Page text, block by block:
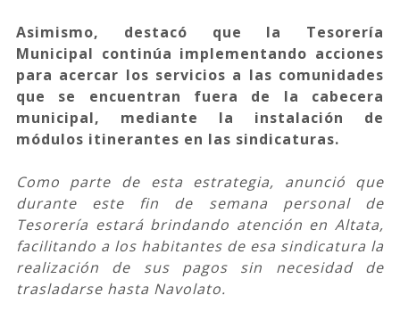
Asimismo, destacó que la Tesorería
Municipal continúa implementando acciones
para acercar los servicios a las comunidades
que se encuentran fuera de la cabecera
municipal, mediante la instalación de
módulos itinerantes en las sindicaturas.
Como parte de esta estrategia, anunció que
durante este fin de semana personal de
Tesorería estará brindando atención en Altata,
facilitando a los habitantes de esa sindicatura la
realización de sus pagos sin necesidad de
trasladarse hasta Navolato.